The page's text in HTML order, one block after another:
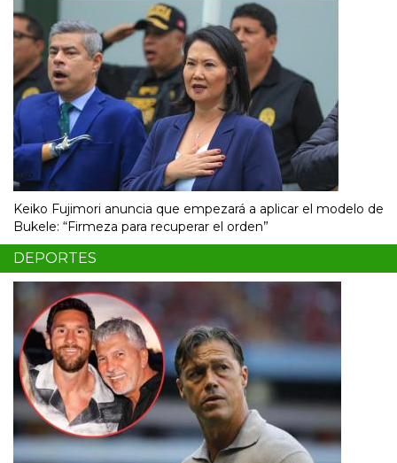
Keiko Fujimori anuncia que empezará a aplicar el modelo de
Bukele: “Firmeza para recuperar el orden”
DEPORTES